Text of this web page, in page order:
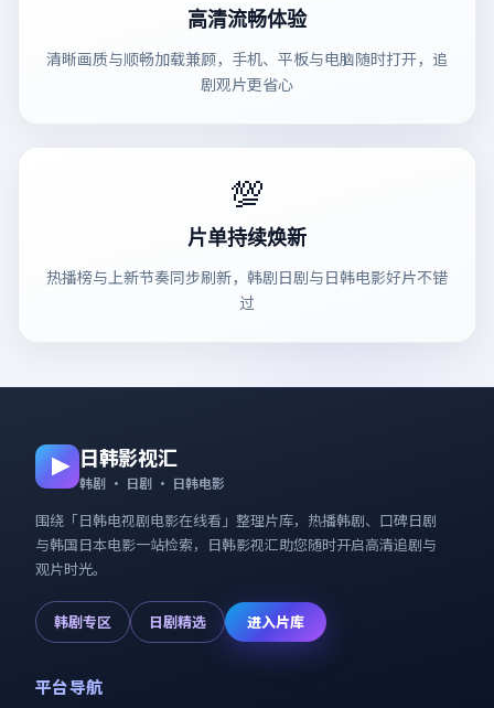
高清流畅体验
清晰画质与顺畅加载兼顾，手机、平板与电脑随时打开，追
剧观片更省心
💯
片单持续焕新
热播榜与上新节奏同步刷新，韩剧日剧与日韩电影好片不错
过
日韩影视汇
韩剧 · 日剧 · 日韩电影
围绕「日韩电视剧电影在线看 」整理片库，热播韩剧、口碑日剧
与韩国日本电影一站检索， 日韩影视汇助您随时开启高清追剧与
观片时光。
韩剧专区 日剧精选 进入片库
平台导航